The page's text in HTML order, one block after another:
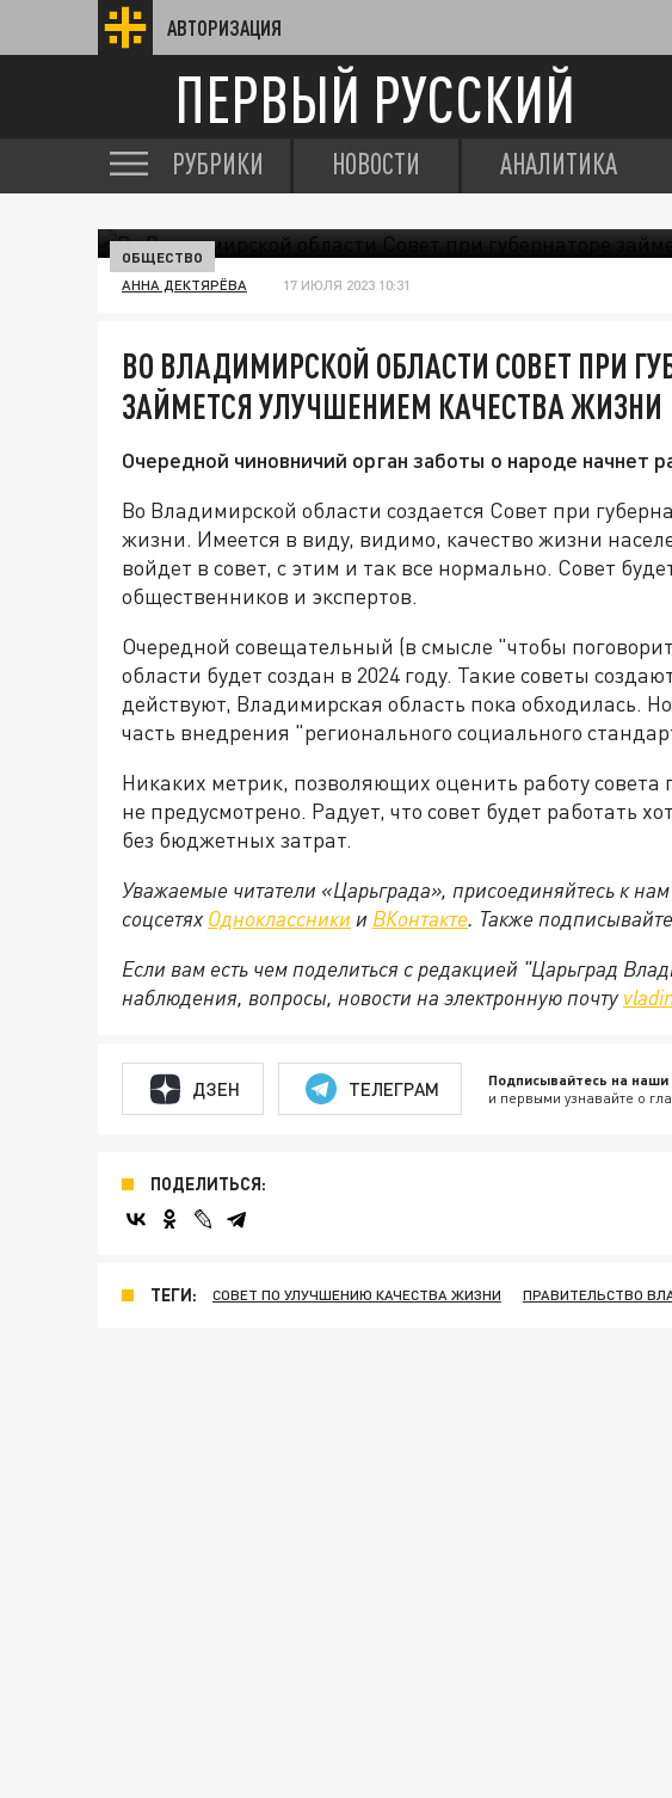
АВТОРИЗАЦИЯ
ПЕРВЫЙ РУССКИЙ
РУБРИКИ НОВОСТИ АНАЛИТИКА
ОБЩЕСТВО
АННА ДЕКТЯРЁВА 17 ИЮЛЯ 2023 10:31
ВО ВЛАДИМИРСКОЙ ОБЛАСТИ СОВЕТ ПРИ
ЗАЙМЕТСЯ УЛУЧШЕНИЕМ КАЧЕСТВА ЖИЗНИ
Очередной чиновничий орган заботы о народе начнет
Во Владимирской области создается Совет при
жизни. Имеется в виду, видимо, качество жизни
войдет в совет, с этим и так все нормально. Совет
общественников и экспертов.
Очередной совещательный (в смысле "чтобы
области будет создан в 2024 году. Такие советы
действуют, Владимирская область пока обходилась.
часть внедрения "регионального социального
Никаких метрик, позволяющих оценить работу
не предусмотрено. Радует, что совет будет работать
без бюджетных затрат.
Уважаемые читатели «Царьграда», присоединяйтесь к
соцсетях Одноклассники и ВКонтакте. Также
Если вам есть чем поделиться с редакцией "Царьград
наблюдения, вопросы, новости на электронную почту
ДЗЕН ТЕЛЕГРАМ Подписывайтесь на наши
и первыми узнавайте о
ПОДЕЛИТЬСЯ:
ТЕГИ: СОВЕТ ПО УЛУЧШЕНИЮ КАЧЕСТВА ЖИЗНИ ПРАВИТЕЛЬСТВО